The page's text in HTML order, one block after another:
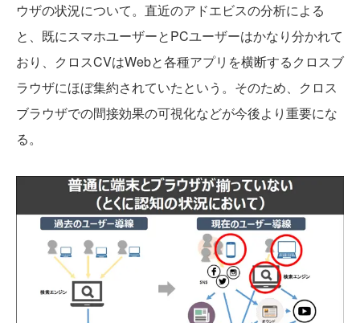
ウザの状況について。直近のアドエビスの分析による
と、既にスマホユーザーとPCユーザーはかなり分かれて
おり、クロスCVはWebと各種アプリを横断するクロスブ
ラウザにほぼ集約されていたという。そのため、クロス
ブラウザでの間接効果の可視化などが今後より重要にな
る。